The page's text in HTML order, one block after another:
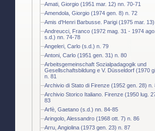
Amati, Giorgio (1951 mar. 12) nn. 70-71
Amendola, Giorgio (1974 gen. 8) n. 72
Amis d'Henri Barbusse. Parigi (1975 mar.
Andreucci, Franco (1972 mag. 31 - 1974
s.d.) nn. 74-78
Angeleri, Carlo (s.d.) n. 79
Antoni, Carlo (1951 gen. 31) n. 80
Arbeitsgemeinschaft Sozialpadagogik und
Gesellschaftsbildung e V. Düsseldorf (1970
n. 81
Archivio di Stato di Firenze (1952 gen. 28) n.
Archivio Storico Italiano. Firenze (1950 lug.
83
Arfè, Gaetano (s.d.) nn. 84-85
Aringolo, Alessandro (1968 ott. 7) n. 86
Arru, Angiolina (1973 gen. 23) n. 87